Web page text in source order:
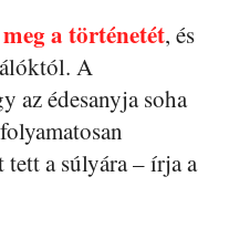
a történetét, és
A
az édesanyja soha
tett a súlyára – írja a